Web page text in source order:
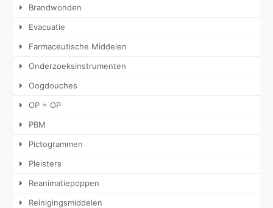
Brandwonden
Evacuatie
Farmaceutische Middelen
Onderzoeksinstrumenten
Oogdouches
OP = OP
PBM
Pictogrammen
Pleisters
Reanimatiepoppen
Reinigingsmiddelen